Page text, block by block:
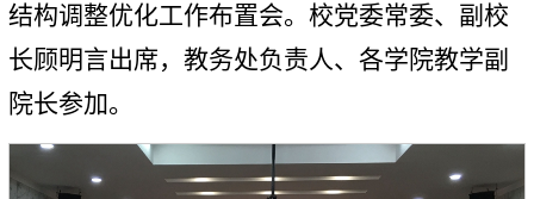
结构调整优化工作布置会。校党委常委、副校
长顾明言出席，教务处负责人、各学院教学副
院长参加。